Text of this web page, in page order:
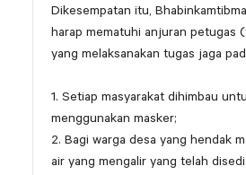
Dikesempatan itu,
harap mematuhi anjuran petugas
yang melaksanakan tugas jaga
1. Setiap masyarakat dihimbau
menggunakan masker;
2. Bagi warga desa yang hendak
air yang mengalir yang telah